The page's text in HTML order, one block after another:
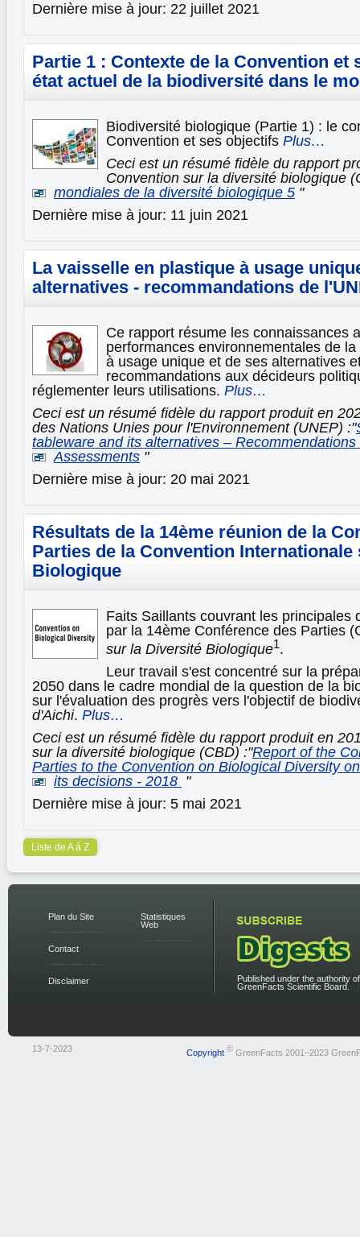
Dernière mise à jour: 22 juillet 2021
Partie 1 : Contexte de la Convention et
état actuel de la biodiversité dans le
Biodiversité biologique (Partie 1) : le
Convention et ses objectifs Plus…
Ceci est un résumé fidèle du rapport
Convention sur la diversité biologique
mondiales de la diversité biologique 5 "
Dernière mise à jour: 11 juin 2021
La vaisselle en plastique à usage
alternatives - recommandations de
Ce rapport résume les connaissances
performances environnementales de
à usage unique et de ses alternatives
recommandations aux décideurs
réglementer leurs utilisations. Plus…
Ceci est un résumé fidèle du rapport produit en
des Nations Unies pour l'Environnement (UNEP) :"
tableware and its alternatives –
Assessments "
Dernière mise à jour: 20 mai 2021
Résultats de la 14ème réunion de la
Parties de la Convention
Biologique
Faits Saillants couvrant les principales
par la 14ème Conférence des Parties
sur la Diversité Biologique1.
Leur travail s'est concentré sur la
2050 dans le cadre mondial de la question de la
sur l'évaluation des progrès vers l'objectif de
d'Aichi. Plus…
Ceci est un résumé fidèle du rapport produit en
sur la diversité biologique (CBD) :"Report of the
Parties to the Convention on Biological Diversity
its decisions - 2018 "
Dernière mise à jour: 5 mai 2021
Liste de A à Z
Plan du Site
Contact
Disclaimer
Statistiques
Web
Published under the authority
GreenFacts Scientific Board.
13-7-2023 Copyright ©GreenFacts 2001–2023